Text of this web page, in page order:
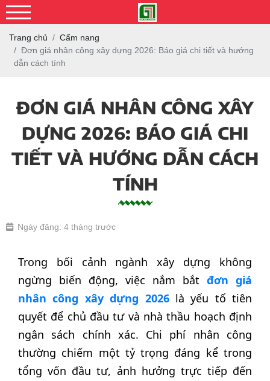
Trang chủ
Cẩm nang
Đơn giá nhân công xây dựng 2026: Báo giá chi tiết và hướng
dẫn cách tính
ĐƠN GIÁ NHÂN CÔNG XÂY
DỰNG 2026: BÁO GIÁ CHI
TIẾT VÀ HƯỚNG DẪN CÁCH
TÍNH
Ngày đăng: 4 tháng trước
Trong bối cảnh ngành xây dựng không
ngừng biến động, việc nắm bắt đơn giá
nhân công xây dựng 2026là yếu tố tiên
quyết để chủ đầu tư và nhà thầu hoạch định
ngân sách chính xác. Chi phí nhân công
thường chiếm một tỷ trọng đáng kể trong
tổng vốn đầu tư, ảnh hưởng trực tiếp đến